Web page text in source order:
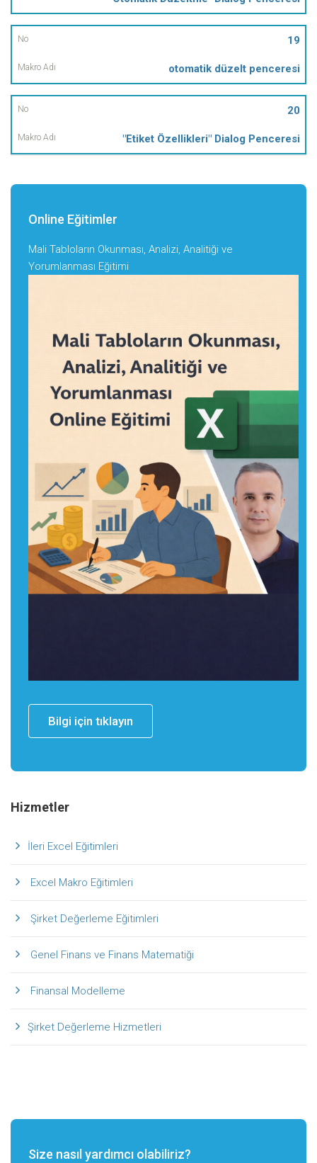
19
otomatik düzelt penceresi
20
"Etiket Özellikleri" Dialog Penceresi
Online Eğitimler
Mali Tabloların Okunması, Analizi, Analitiği ve
Yorumlanması Eğitimi
Bilgi için tıklayın
Hizmetler
İleri Excel Eğitimleri
Excel Makro Eğitimleri
Şirket Değerleme Eğitimleri
Genel Finans ve Finans Matematiği
Finansal Modelleme
Şirket Değerleme Hizmetleri
Size nasıl yardımcı olabiliriz?